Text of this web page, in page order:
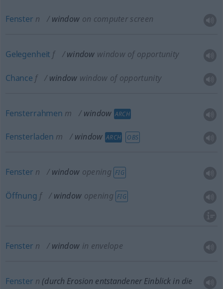
Fenster n window on computer screen
Gelegenheit f window window of opportunity
Chance f window window of opportunity
Fensterrahmen m window ARCH
Fensterladen m window ARCH OBS
Fenster n window opening FIG
Öffnung f window opening FIG
Fenster n window in envelope
Fenster n (durch Erosion entstandener Einblick in die